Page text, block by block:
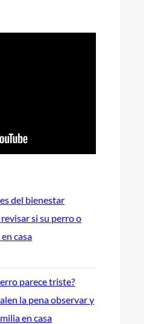
del bienestar
si su perro o
casa
parece triste?
la pena observar y
en casa